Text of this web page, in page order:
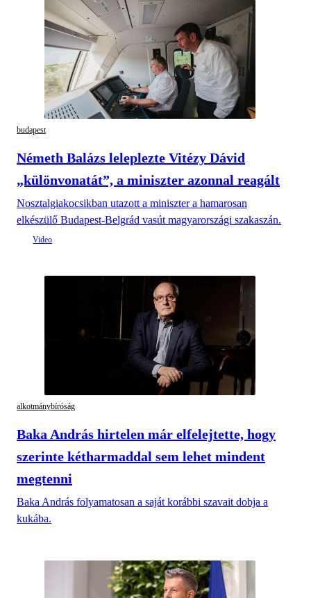
budapest
Németh Balázs leleplezte Vitézy Dávid
„különvonatát”, a miniszter azonnal reagált
Nosztalgiakocsikban utazott a miniszter a hamarosan
elkészülő Budapest-Belgrád vasút magyarországi szakaszán.
alkotmánybíróság
Baka András hirtelen már elfelejtette, hogy
szerinte kétharmaddal sem lehet mindent
megtenni
Baka András folyamatosan a saját korábbi szavait dobja a
kukába.